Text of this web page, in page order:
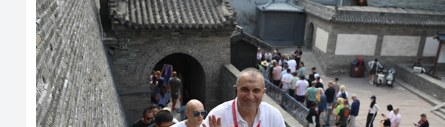
宇樹科技發行價今確定 市場預估在67元至104元之間
【A股午評】三大指數個別發展 滬指漲0.01%
警破黑幫高利貸集團拘25人 放債逾2億元凍結千萬資產